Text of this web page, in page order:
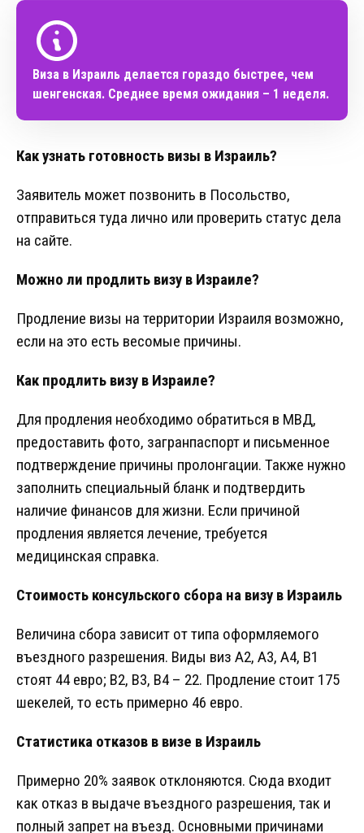
Виза в Израиль делается гораздо быстрее, чем
шенгенская. Среднее время ожидания – 1 неделя.
Как узнать готовность визы в Израиль?
Заявитель может позвонить в Посольство,
отправиться туда лично или проверить статус дела
на сайте.
Можно ли продлить визу в Израиле?
Продление визы на территории Израиля возможно,
если на это есть весомые причины.
Как продлить визу в Израиле?
Для продления необходимо обратиться в МВД,
предоставить фото, загранпаспорт и письменное
подтверждение причины пролонгации. Также нужно
заполнить специальный бланк и подтвердить
наличие финансов для жизни. Если причиной
продления является лечение, требуется
медицинская справка.
Стоимость консульского сбора на визу в Израиль
Величина сбора зависит от типа оформляемого
въездного разрешения. Виды виз A2, A3, A4, B1
стоят 44 евро; B2, B3, B4 – 22. Продление стоит 175
шекелей, то есть примерно 46 евро.
Статистика отказов в визе в Израиль
Примерно 20% заявок отклоняются. Сюда входит
как отказ в выдаче въездного разрешения, так и
полный запрет на въезд. Основными причинами